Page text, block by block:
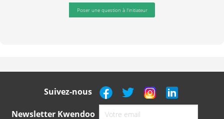
Poser une question à l'initiateur
Suivez-nous
Newsletter Kwendoo